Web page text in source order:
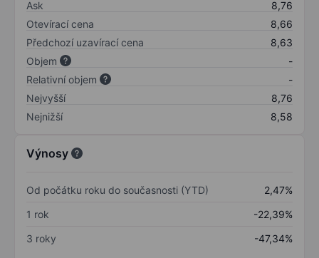
Ask
8,76
Otevírací cena
8,66
Předchozí uzavírací cena
8,63
Objem
-
Relativní objem
-
Nejvyšší
8,76
Nejnižší
8,58
Výnosy
Od počátku roku do současnosti (YTD)
2,47%
1 rok
-22,39%
3 roky
-47,34%